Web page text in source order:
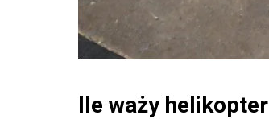
Ile waży helikopter